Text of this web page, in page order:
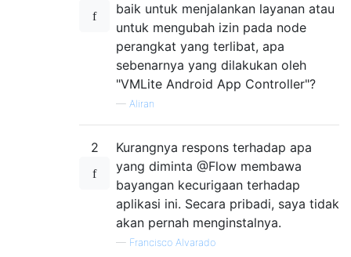
baik untuk menjalankan layanan atau
untuk mengubah izin pada node
perangkat yang terlibat, apa
sebenarnya yang dilakukan oleh
"VMLite Android App Controller"?
— Aliran
2
Kurangnya respons terhadap apa
yang diminta @Flow membawa
bayangan kecurigaan terhadap
aplikasi ini. Secara pribadi, saya tidak
akan pernah menginstalnya.
— Francisco Alvarado